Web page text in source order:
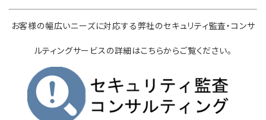
お客様の幅広いニーズに対応する弊社のセキュリティ監査・コンサ
ルティングサービスの詳細はこちらからご覧ください。